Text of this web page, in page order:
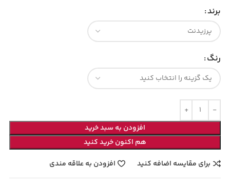
برند
رنگ
افزودن به سبد خرید
هم اکنون خرید کنید
برای مقایسه اضافه کنید
افزودن به علاقه مندی